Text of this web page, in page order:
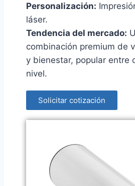
Personalización:
láser.
Tendencia del mercado:
combinación premium de
y bienestar, popular entre
nivel.
Solicitar cotización